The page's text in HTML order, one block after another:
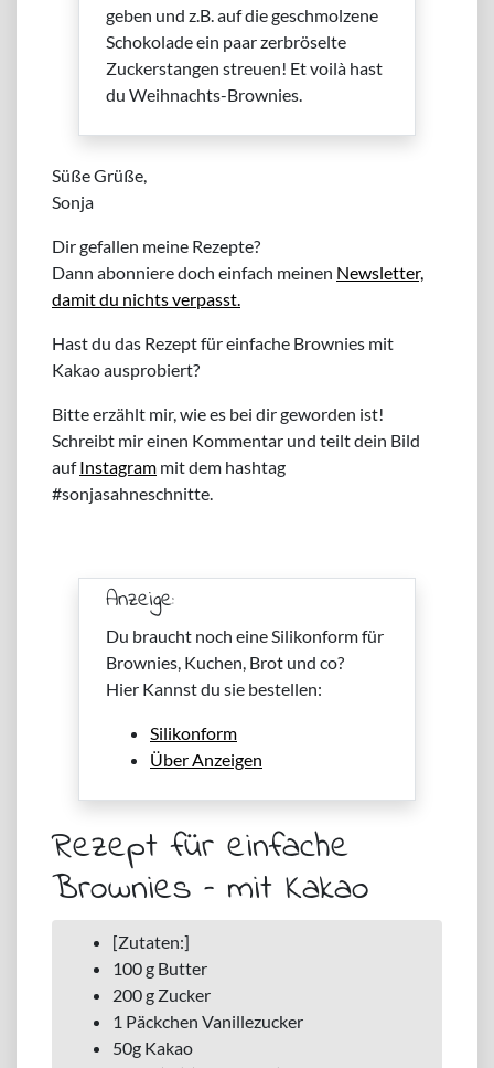
geben und z.B. auf die geschmolzene
Schokolade ein paar zerbröselte
Zuckerstangen streuen! Et voilà hast
du Weihnachts-Brownies.
Süße Grüße,
Sonja
Dir gefallen meine Rezepte?
Dann abonniere doch einfach meinen Newsletter,
damit du nichts verpasst.
Hast du das Rezept für einfache Brownies mit
Kakao ausprobiert?
Bitte erzählt mir, wie es bei dir geworden ist!
Schreibt mir einen Kommentar und teilt dein Bild
aufInstagram mit dem hashtag
#sonjasahneschnitte.
Anzeige:
Du braucht noch eine Silikonform für
Brownies, Kuchen, Brot und co?
Hier Kannst du sie bestellen:
Silikonform
Über Anzeigen
Rezept für einfache
Brownies – mit Kakao
[Zutaten:]
100 g Butter
200 g Zucker
1 Päckchen Vanillezucker
50g Kakao